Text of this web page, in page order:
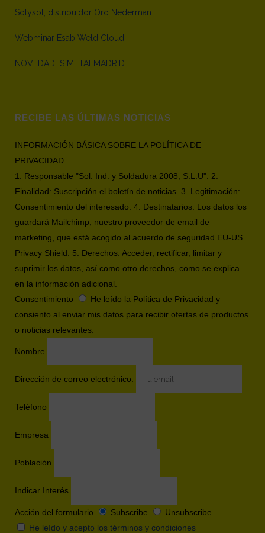
Solysol, distribuidor Oro Nederman
Webminar Esab Weld Cloud
NOVEDADES METALMADRID
RECIBE LAS ÚLTIMAS NOTICIAS
INFORMACIÓN BÁSICA SOBRE LA POLÍTICA DE
PRIVACIDAD
1. Responsable "Sol. Ind. y Soldadura 2008, S.L.U". 2.
Finalidad: Suscripción el boletín de noticias. 3. Legitimación:
Consentimiento del interesado. 4. Destinatarios: Los datos los
guardará Mailchimp, nuestro proveedor de email de
marketing, que está acogido al acuerdo de seguridad EU-US
Privacy Shield. 5. Derechos: Acceder, rectificar, limitar y
suprimir los datos, así como otro derechos, como se explica
en la información adicional.
Consentimiento
He leído la Política de Privacidad y
consiento al enviar mis datos para recibir ofertas de productos
o noticias relevantes.
Nombre
Dirección de correo electrónico:
Teléfono
Empresa
Población
Indicar Interés
Acción del formulario Subscribe
Unsubscribe
He leído y acepto los términos y condiciones